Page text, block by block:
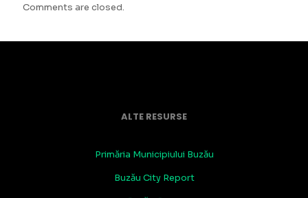
Comments are closed.
ALTE RESURSE
Primăria Municipiului Buzău
Buzău City Report